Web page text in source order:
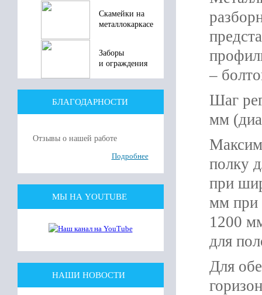
Скамейки на
металлокаркасе
Заборы
и ограждения
БЛАГОДАРНОСТИ
Отзывы о нашей работе
Подробнее
МЫ НА YOUTUBE
НАШИ НОВОСТИ
–
Шаг
мм
полку
при
мм при
1200
для
Для